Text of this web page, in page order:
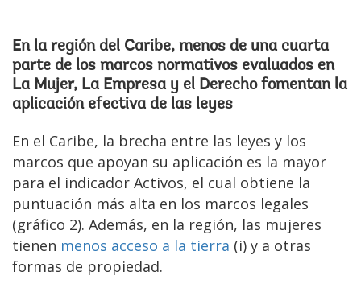
En la región del Caribe, menos de una cuarta
parte de los marcos normativos evaluados en
La Mujer, La Empresa y el Derecho fomentan la
aplicación efectiva de las leyes
En el Caribe, la brecha entre las leyes y los
marcos que apoyan su aplicación es la mayor
para el indicador Activos, el cual obtiene la
puntuación más alta en los marcos legales
(gráfico 2). Además, en la región, las mujeres
tienen menos acceso a la tierra (i) y a otras
formas de propiedad.